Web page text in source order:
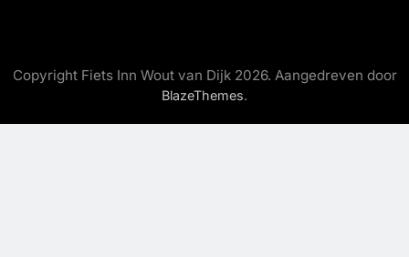
Copyright Fiets Inn Wout van Dijk 2026. Aangedreven door
BlazeThemes.